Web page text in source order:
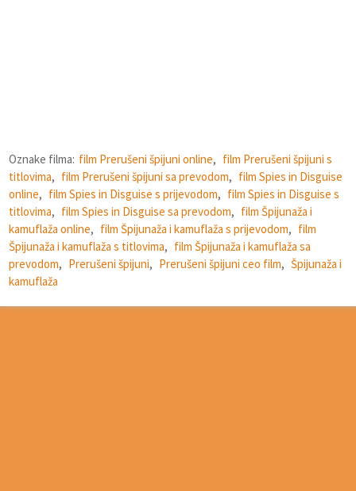
Oznake filma: film Prerušeni špijuni online, film Prerušeni špijuni s
titlovima, film Prerušeni špijuni sa prevodom, film Spies in Disguise
online, film Spies in Disguise s prijevodom, film Spies in Disguise s
titlovima, film Spies in Disguise sa prevodom, film Špijunaža i
kamuflaža online, film Špijunaža i kamuflaža s prijevodom, film
Špijunaža i kamuflaža s titlovima, film Špijunaža i kamuflaža sa
prevodom, Prerušeni špijuni, Prerušeni špijuni ceo film, Špijunaža i
kamuflaža